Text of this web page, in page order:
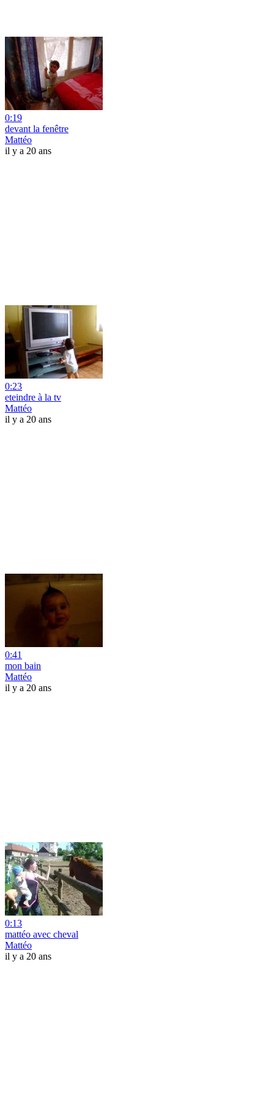
0:19
devant la fenêtre
Mattéo
il y a 20 ans
0:23
eteindre à la tv
Mattéo
il y a 20 ans
0:41
mon bain
Mattéo
il y a 20 ans
0:13
mattéo avec cheval
Mattéo
il y a 20 ans